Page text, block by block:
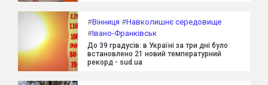
#Вінниця #Навколишнє середовище
#Івано-Франківськ
До 39 градусів: в Україні за три дні було
встановлено 21 новий температурний
рекорд - sud.ua